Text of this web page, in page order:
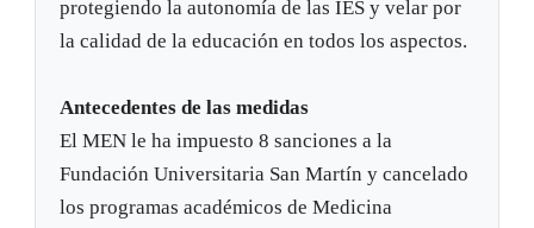
protegiendo la autonomía de las IES y velar por
la calidad de la educación en todos los aspectos.
Antecedentes de las medidas
El MEN le ha impuesto 8 sanciones a la
Fundación Universitaria San Martín y cancelado
los programas académicos de Medicina